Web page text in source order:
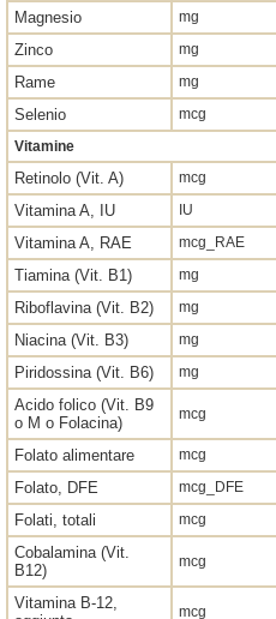
Magnesio mg
Zinco mg
Rame mg
Selenio mcg
Vitamine
Retinolo (Vit. A) mcg
Vitamina A, IU IU
Vitamina A, RAE mcg_RAE
Tiamina (Vit. B1) mg
Riboflavina (Vit. B2) mg
Niacina (Vit. B3) mg
Piridossina (Vit. B6) mg
Acido folico (Vit. B9
o M o Folacina)
mcg
Folato alimentare mcg
Folato, DFE mcg_DFE
Folati, totali mcg
Cobalamina (Vit.
B12)
mcg
Vitamina B-12,
mcg